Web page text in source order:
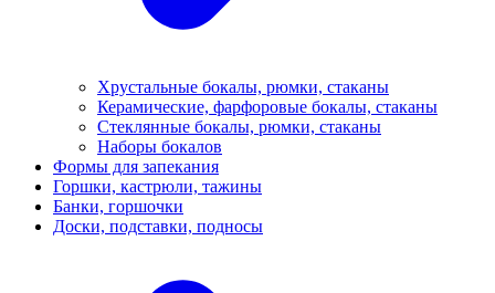
Хрустальные бокалы, рюмки, стаканы
Керамические, фарфоровые бокалы, стаканы
Стеклянные бокалы, рюмки, стаканы
Наборы бокалов
Формы для запекания
Горшки, кастрюли, тажины
Банки, горшочки
Доски, подставки, подносы